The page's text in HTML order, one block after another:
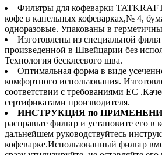
Фильтры для кофеварки
кофе в капельных кофеварках,№ 4,
одноразовые. Упакованы в
Изготовлены из специальной
произведенной в Швейцарии без
Технология бесклеевого шва.
Оптимальная форма в виде
комфортного использования.
соответствии с требованиями ЕС
сертификатами производителя.
ИНСТРУКЦИЯ по
расправьте фильтр и установите его в
дальнейшем руководствуйтесь
кофеварке.Использованный фильтр